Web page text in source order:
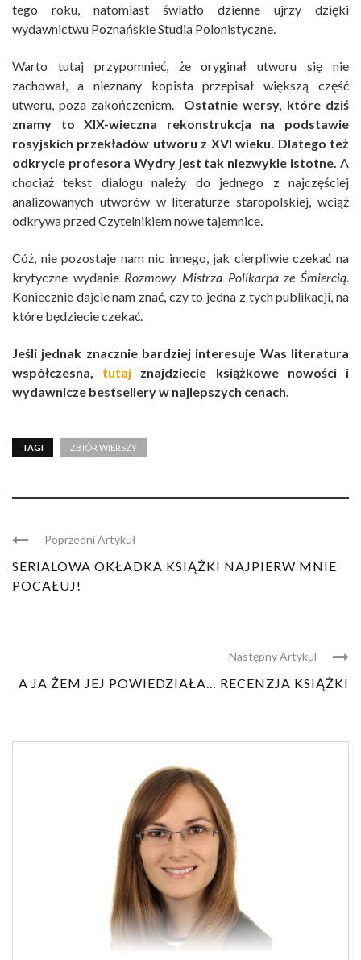
tego roku, natomiast światło dzienne ujrzy dzięki
wydawnictwu Poznańskie Studia Polonistyczne.
Warto tutaj przypomnieć, że oryginał utworu się nie
zachował, a nieznany kopista przepisał większą część
utworu, poza zakończeniem. Ostatnie wersy, które dziś
znamy to XIX-wieczna rekonstrukcja na podstawie
rosyjskich przekładów utworu z XVI wieku. Dlatego też
odkrycie profesora Wydry jest tak niezwykle istotne. A
chociaż tekst dialogu należy do jednego z najczęściej
analizowanych utworów w literaturze staropolskiej, wciąż
odkrywa przed Czytelnikiem nowe tajemnice.
Cóż, nie pozostaje nam nic innego, jak cierpliwie czekać na
krytyczne wydanie Rozmowy Mistrza Polikarpa ze Śmiercią.
Koniecznie dajcie nam znać, czy to jedna z tych publikacji, na
które będziecie czekać.
Jeśli jednak znacznie bardziej interesuje Was literatura
współczesna, tutaj znajdziecie książkowe nowości i
wydawnicze bestsellery w najlepszych cenach.
TAGI ZBIÓR WIERSZY
Poprzedni Artykuł
SERIALOWA OKŁADKA KSIĄŻKI NAJPIERW MNIE
POCAŁUJ!
Następny Artykul
A JA ŻEM JEJ POWIEDZIAŁA… RECENZJA KSIĄŻKI